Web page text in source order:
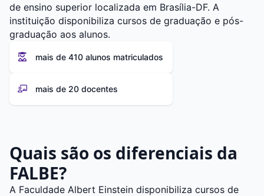
de ensino superior localizada em Brasília-DF. A
instituição disponibiliza cursos de graduação e pós-
graduação aos alunos.
mais de 410 alunos matriculados
mais de 20 docentes
Quais são os diferenciais da
FALBE?
A Faculdade Albert Einstein disponibiliza cursos de